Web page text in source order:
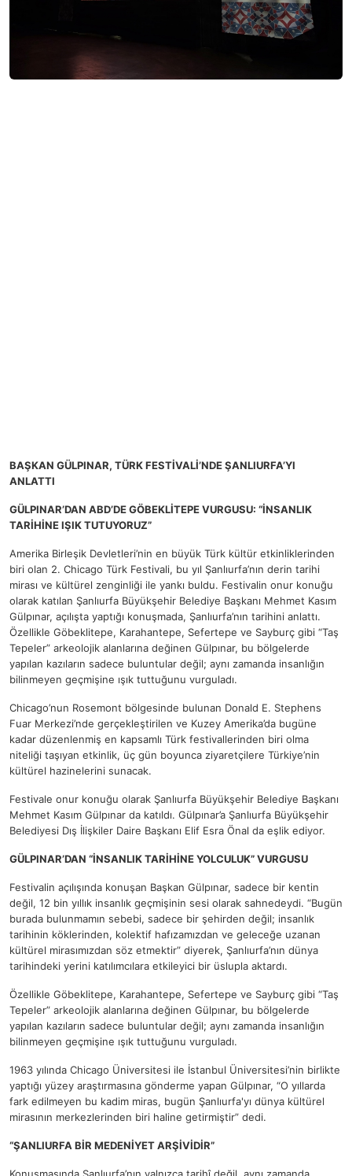
BAŞKAN GÜLPINAR, TÜRK FESTİVALİ’NDE ŞANLIURFA’YI
ANLATTI
GÜLPINAR’DAN ABD’DE GÖBEKLİTEPE VURGUSU: “İNSANLIK
TARİHİNE IŞIK TUTUYORUZ”
Amerika Birleşik Devletleri’nin en büyük Türk kültür etkinliklerinden
biri olan 2. Chicago Türk Festivali, bu yıl Şanlıurfa’nın derin tarihi
mirası ve kültürel zenginliği ile yankı buldu. Festivalin onur konuğu
olarak katılan Şanlıurfa Büyükşehir Belediye Başkanı Mehmet Kasım
Gülpınar, açılışta yaptığı konuşmada, Şanlıurfa’nın tarihini anlattı.
Özellikle Göbeklitepe, Karahantepe, Sefertepe ve Sayburç gibi “Taş
Tepeler” arkeolojik alanlarına değinen Gülpınar, bu bölgelerde
yapılan kazıların sadece buluntular değil; aynı zamanda insanlığın
bilinmeyen geçmişine ışık tuttuğunu vurguladı.
Chicago’nun Rosemont bölgesinde bulunan Donald E. Stephens
Fuar Merkezi’nde gerçekleştirilen ve Kuzey Amerika’da bugüne
kadar düzenlenmiş en kapsamlı Türk festivallerinden biri olma
niteliği taşıyan etkinlik, üç gün boyunca ziyaretçilere Türkiye’nin
kültürel hazinelerini sunacak.
Festivale onur konuğu olarak Şanlıurfa Büyükşehir Belediye Başkanı
Mehmet Kasım Gülpınar da katıldı. Gülpınar’a Şanlıurfa Büyükşehir
Belediyesi Dış İlişkiler Daire Başkanı Elif Esra Önal da eşlik ediyor.
GÜLPINAR’DAN “İNSANLIK TARİHİNE YOLCULUK” VURGUSU
Festivalin açılışında konuşan Başkan Gülpınar, sadece bir kentin
değil, 12 bin yıllık insanlık geçmişinin sesi olarak sahnedeydi. “Bugün
burada bulunmamın sebebi, sadece bir şehirden değil; insanlık
tarihinin köklerinden, kolektif hafızamızdan ve geleceğe uzanan
kültürel mirasımızdan söz etmektir” diyerek, Şanlıurfa’nın dünya
tarihindeki yerini katılımcılara etkileyici bir üslupla aktardı.
Özellikle Göbeklitepe, Karahantepe, Sefertepe ve Sayburç gibi “Taş
Tepeler” arkeolojik alanlarına değinen Gülpınar, bu bölgelerde
yapılan kazıların sadece buluntular değil; aynı zamanda insanlığın
bilinmeyen geçmişine ışık tuttuğunu vurguladı.
1963 yılında Chicago Üniversitesi ile İstanbul Üniversitesi’nin birlikte
yaptığı yüzey araştırmasına gönderme yapan Gülpınar, “O yıllarda
fark edilmeyen bu kadim miras, bugün Şanlıurfa'yı dünya kültürel
mirasının merkezlerinden biri haline getirmiştir” dedi.
“ŞANLIURFA BİR MEDENİYET ARŞİVİDİR”